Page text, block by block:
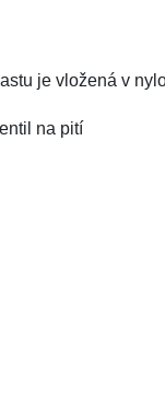
je vložená v
na pití